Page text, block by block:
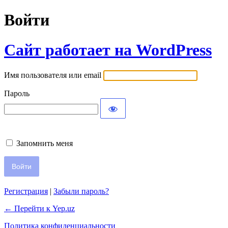
Войти
Сайт работает на WordPress
Имя пользователя или email
Пароль
Запомнить меня
Регистрация | Забыли пароль?
← Перейти к Yep.uz
Политика конфиденциальности